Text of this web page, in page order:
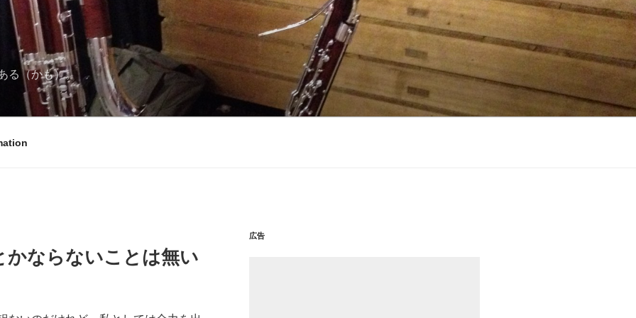
る（かも）。
かならないことは無い
広告